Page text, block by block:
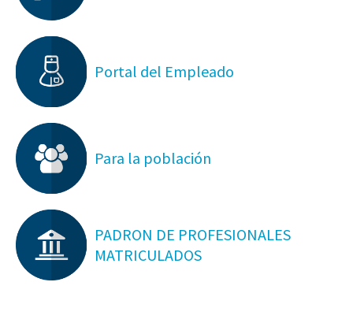
Portal del Empleado
Para la población
PADRON DE PROFESIONALES
MATRICULADOS